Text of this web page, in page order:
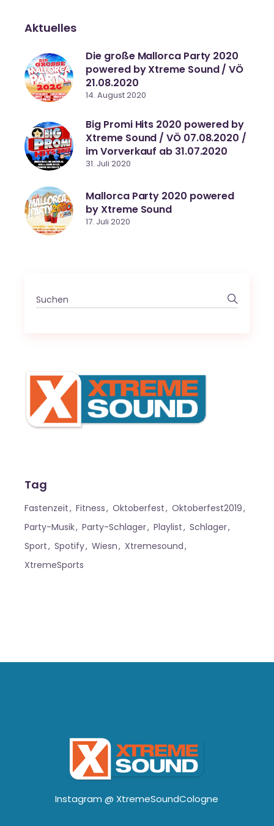
Aktuelles
Die große Mallorca Party 2020
powered by Xtreme Sound / VÖ
21.08.2020
14. August 2020
Big Promi Hits 2020 powered by
Xtreme Sound / VÖ 07.08.2020 /
im Vorverkauf ab 31.07.2020
31. Juli 2020
Mallorca Party 2020 powered
by Xtreme Sound
17. Juli 2020
Search
for:
Tag
Fastenzeit Fitness Oktoberfest
Oktoberfest2019
Party-Musik
Party-Schlager Playlist
Schlager
Sport
Spotify Wiesn
Xtremesound
XtremeSports
Instagram @ XtremeSoundCologne